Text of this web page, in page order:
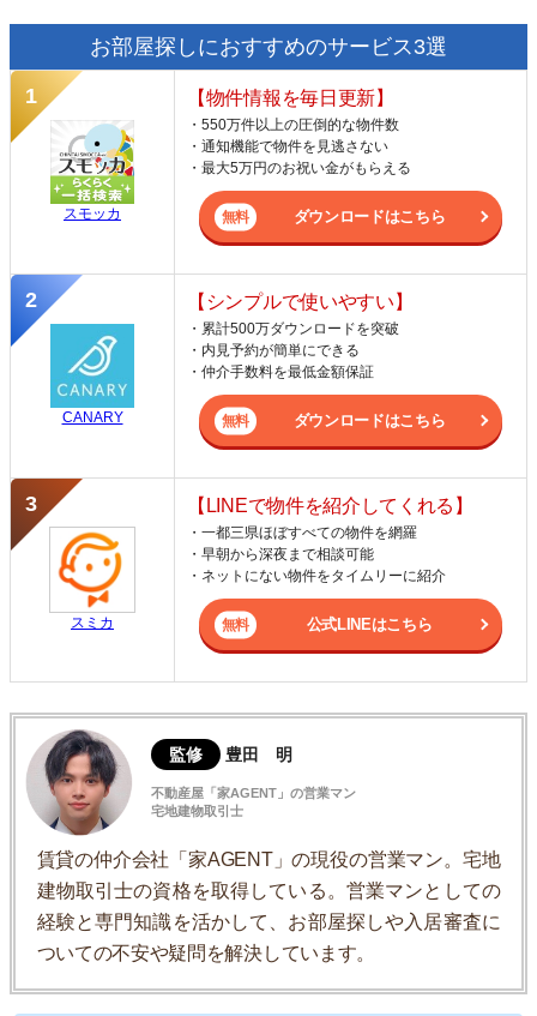
お部屋探しにおすすめのサービス3選
スモッカ
【物件情報を毎日更新】
・550万件以上の圧倒的な物件数
・通知機能で物件を見逃さない
・最大5万円のお祝い金がもらえる
ダウンロードはこちら
CANARY
【シンプルで使いやすい】
・累計500万ダウンロードを突破
・内見予約が簡単にできる
・仲介手数料を最低金額保証
ダウンロードはこちら
スミカ
【LINEで物件を紹介してくれる】
・一都三県ほぼすべての物件を網羅
・早朝から深夜まで相談可能
・ネットにない物件をタイムリーに紹介
公式LINEはこちら
監修 豊田 明
不動産屋「家AGENT」の営業マン
宅地建物取引士
賃貸の仲介会社「家AGENT」の現役の営業マン。宅地
建物取引士の資格を取得している。営業マンとしての
経験と専門知識を活かして、お部屋探しや入居審査に
ついての不安や疑問を解決しています。